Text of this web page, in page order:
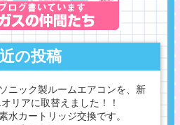
の投稿
ニック製ルームエアコンを、新
リアに取替えました！！
水カートリッジ交換です。